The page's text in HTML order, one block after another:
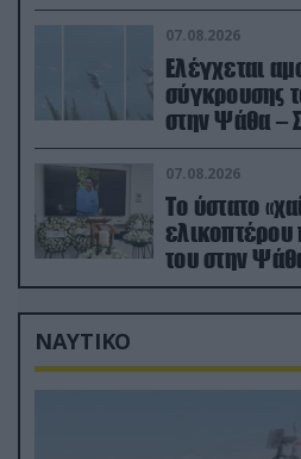
Ρωσίας»
07.08.2026
Ελέγχεται
σύγκρουσης
στην Ψάθα –
ελικόπτερο
07.08.2026
Το ύστατο
του στην
ΝΑΥΤΙΚΟ